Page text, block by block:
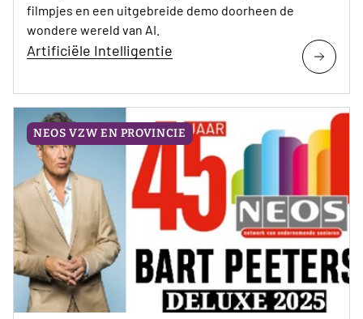
filmpjes en een uitgebreide demo doorheen de
wondere wereld van AI.
Artificiële Intelligentie
NEOS VZW EN PROVINCIE